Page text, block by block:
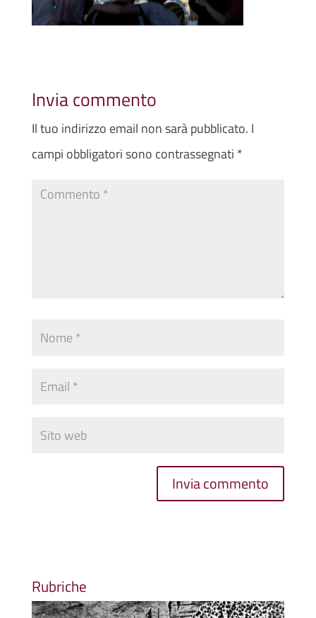
Invia commento
Il tuo indirizzo email non sarà pubblicato. I
campi obbligatori sono contrassegnati *
Rubriche